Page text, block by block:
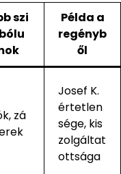
szi
Példa a
regényb
ől
zá
Josef K.
értetlen
sége, kis
zolgáltat
ottsága